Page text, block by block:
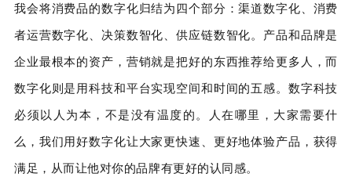
我会将消费品的数字化归结为四个部分：渠道数字化、消费
者运营数字化、决策数智化、供应链数智化。产品和品牌是
企业最根本的资产，营销就是把好的东西推荐给更多人，而
数字化则是用科技和平台实现空间和时间的五感。数字科技
必须以人为本，不是没有温度的。人在哪里，大家需要什
么，我们用好数字化让大家更快速、更好地体验产品，获得
满足，从而让他对你的品牌有更好的认同感。